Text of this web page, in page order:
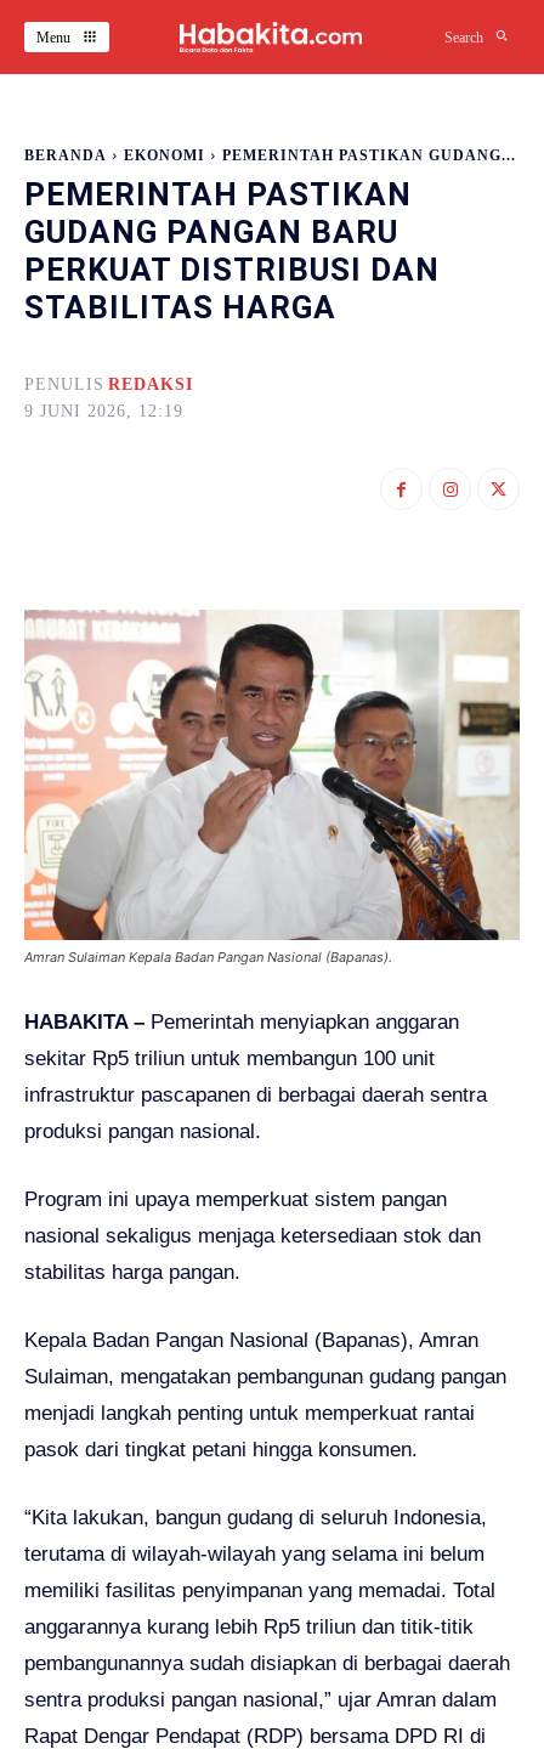
Menu Search
BERANDA EKONOMI PEMERINTAH PASTIKAN GUDANG...
PEMERINTAH PASTIKAN
GUDANG PANGAN BARU
PERKUAT DISTRIBUSI DAN
STABILITAS HARGA
PENULIS REDAKSI
9 JUNI 2026, 12:19
Amran Sulaiman Kepala Badan Pangan Nasional (Bapanas).
HABAKITA – Pemerintah menyiapkan anggaran
sekitar Rp5 triliun untuk membangun 100 unit
infrastruktur pascapanen di berbagai daerah sentra
produksi pangan nasional.
Program ini upaya memperkuat sistem pangan
nasional sekaligus menjaga ketersediaan stok dan
stabilitas harga pangan.
Kepala Badan Pangan Nasional (Bapanas), Amran
Sulaiman, mengatakan pembangunan gudang pangan
menjadi langkah penting untuk memperkuat rantai
pasok dari tingkat petani hingga konsumen.
“Kita lakukan, bangun gudang di seluruh Indonesia,
terutama di wilayah-wilayah yang selama ini belum
memiliki fasilitas penyimpanan yang memadai. Total
anggarannya kurang lebih Rp5 triliun dan titik-titik
pembangunannya sudah disiapkan di berbagai daerah
sentra produksi pangan nasional,” ujar Amran dalam
Rapat Dengar Pendapat (RDP) bersama DPD RI di